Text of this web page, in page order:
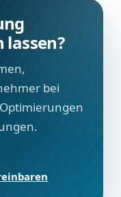
bei